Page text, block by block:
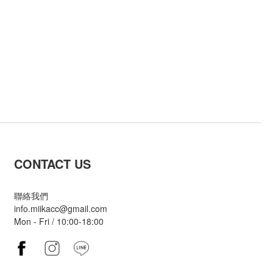
CONTACT US
聯絡我們
info.miikacc@gmail.com
Mon - Fri / 10:00-18:00